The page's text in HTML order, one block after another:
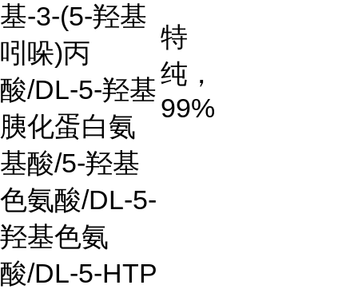
基-3-(5-羟基
吲哚)丙
酸/DL-5-羟基
胰化蛋白氨
基酸/5-羟基
色氨酸/DL-5-
羟基色氨
酸/DL-5-HTP
特
纯，
99%